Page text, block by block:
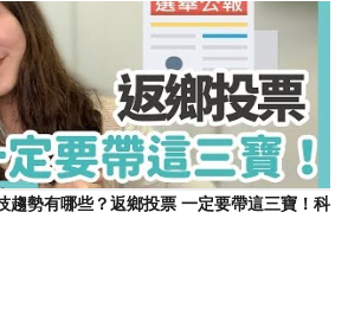
趨勢有哪些？返鄉投票 一定要帶這三寶！科